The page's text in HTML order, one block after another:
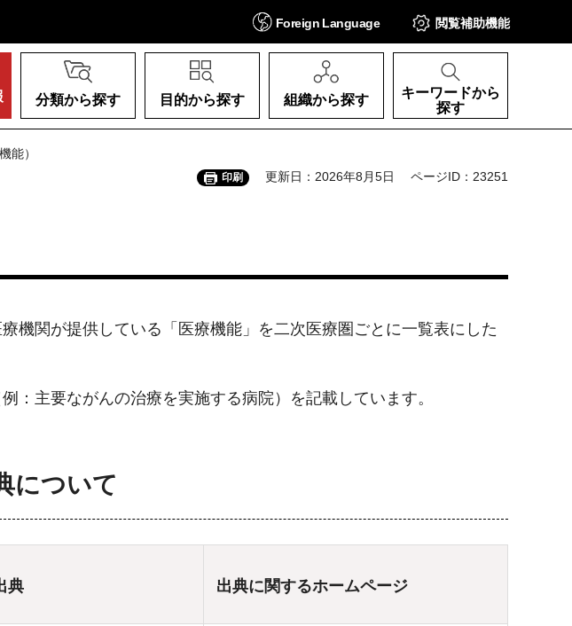
Foreign Language 閲覧補助機能
分類から探す 目的から探す 組織から探す
キーワードから
探す
能）
印刷 更新日：2026年8月5日 ページID：23251
機関が提供している「医療機能」を二次医療圏ごとに一覧表にした
：主要ながんの治療を実施する病院）を記載しています。
について
典 出典に関するホームページ